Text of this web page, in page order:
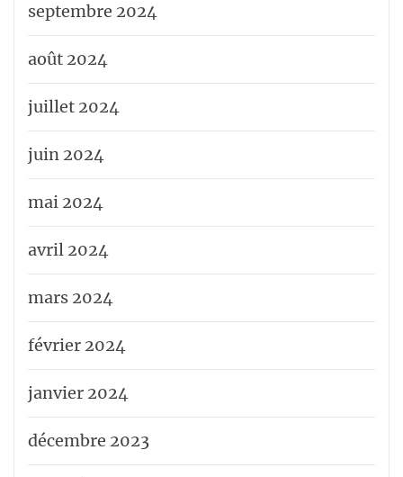
septembre 2024
août 2024
juillet 2024
juin 2024
mai 2024
avril 2024
mars 2024
février 2024
janvier 2024
décembre 2023